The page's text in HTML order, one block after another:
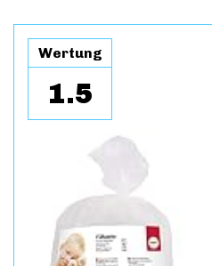
Wertung
1.5